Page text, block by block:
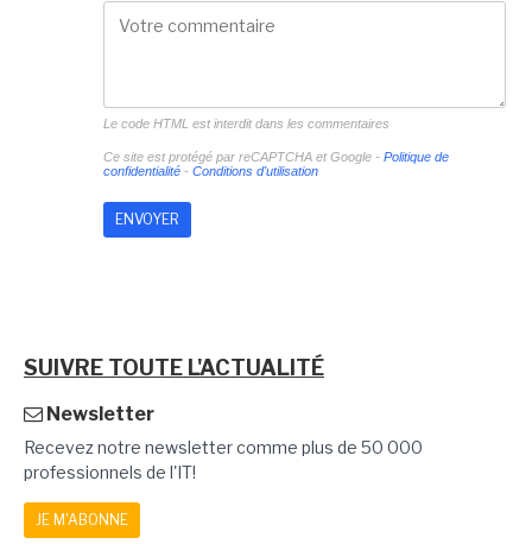
Le code HTML est interdit dans les commentaires
Ce site est protégé par reCAPTCHA et Google - Politique de
confidentialité- Conditions d'utilisation
SUIVRE TOUTE L'ACTUALITÉ
Newsletter
Recevez notre newsletter comme plus de 50 000
professionnels de l'IT!
JE M'ABONNE